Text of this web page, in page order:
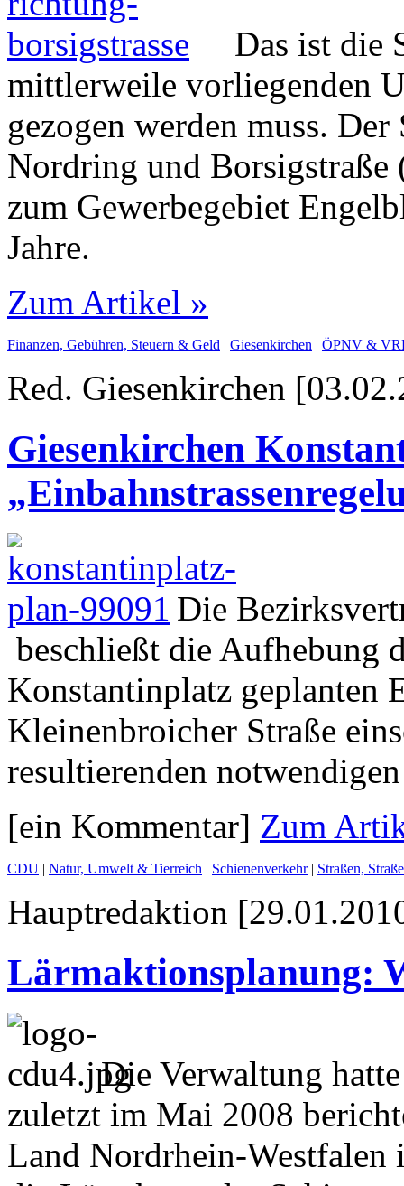
Das ist die
mittlerweile vorliegenden
gezogen werden muss.
Nordring und Borsigstraße
zum Gewerbegebiet
Jahre.
Zum Artikel »
Finanzen, Gebühren, Steuern & Geld | Giesenkirchen | ÖPNV &
Red. Giesenkirchen
Giesenkirchen
Die
beschließt die Aufhebung
Konstantinplatz geplanten
Kleinenbroicher Straße
resultierenden
[ein Kommentar] Zum
CDU | Natur, Umwelt & Tierreich | Schienenverkehr| Straßen,
Hauptredaktion
Lärmaktionsplanung:
Die Verwaltung
zuletzt im Mai 2008
Land Nordrhein-Westfalen